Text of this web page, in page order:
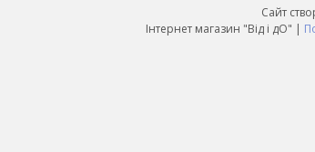
Сайт
Інтернет магазин "Від і дО" |